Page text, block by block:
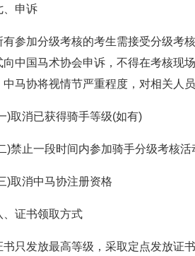
、申诉
有参加分级考核的考生需接受分级考
向中国马术协会申诉，不得在考核现
中马协将视情节严重程度，对相关人
)取消已获得骑手等级(如有)
)禁止一段时间内参加骑手分级考核活
)取消中马协注册资格
、证书领取方式
书只发放最高等级，采取定点发放证